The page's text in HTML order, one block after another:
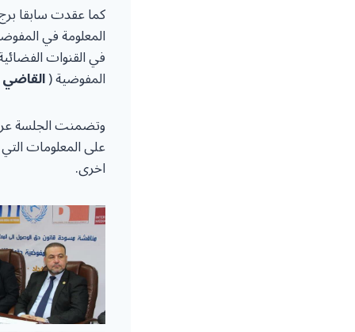
المعلومة في
في القنوات
المفوضية (
اخرى.